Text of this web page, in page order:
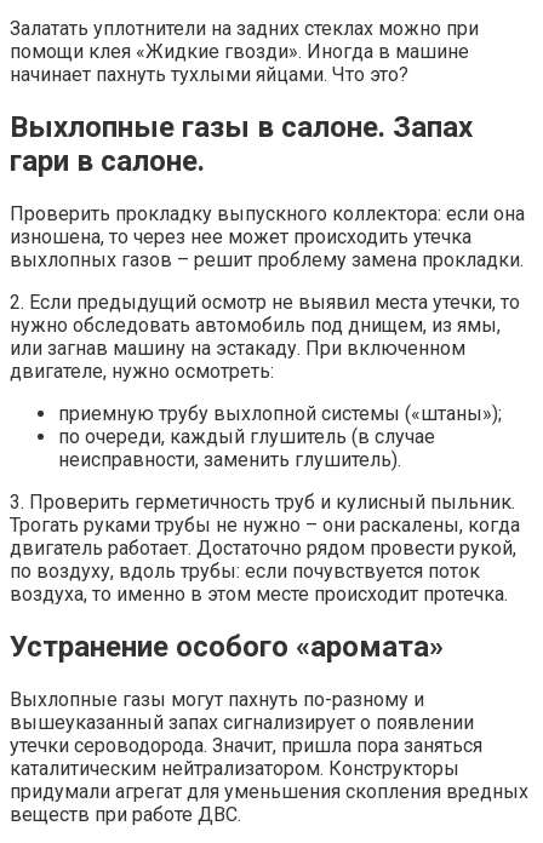
Залатать уплотнители на задних стеклах можно при
помощи клея «Жидкие гвозди». Иногда в машине
начинает пахнуть тухлыми яйцами. Что это?
Выхлопные газы в салоне. Запах
гари в салоне.
Проверить прокладку выпускного коллектора: если она
изношена, то через нее может происходить утечка
выхлопных газов – решит проблему замена прокладки.
2. Если предыдущий осмотр не выявил места утечки, то
нужно обследовать автомобиль под днищем, из ямы,
или загнав машину на эстакаду. При включенном
двигателе, нужно осмотреть:
приемную трубу выхлопной системы («штаны»);
по очереди, каждый глушитель (в случае
неисправности, заменить глушитель).
3. Проверить герметичность труб и кулисный пыльник.
Трогать руками трубы не нужно – они раскалены, когда
двигатель работает. Достаточно рядом провести рукой,
по воздуху, вдоль трубы: если почувствуется поток
воздуха, то именно в этом месте происходит протечка.
Устранение особого «аромата»
Выхлопные газы могут пахнуть по-разному и
вышеуказанный запах сигнализирует о появлении
утечки сероводорода. Значит, пришла пора заняться
каталитическим нейтрализатором. Конструкторы
придумали агрегат для уменьшения скопления вредных
веществ при работе ДВС.